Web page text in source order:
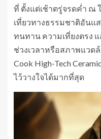
ที่ ตั้งแต่เช้าตรู่จรดค่ำ ณ
เที่ยวทางธรรมชาติอันแ
ทนทาน ความเที่ยงตรง
ช่วงเวลาหรือสภาพแวด
Cook High-Tech
ไว้วางใจได้มากที่สุด